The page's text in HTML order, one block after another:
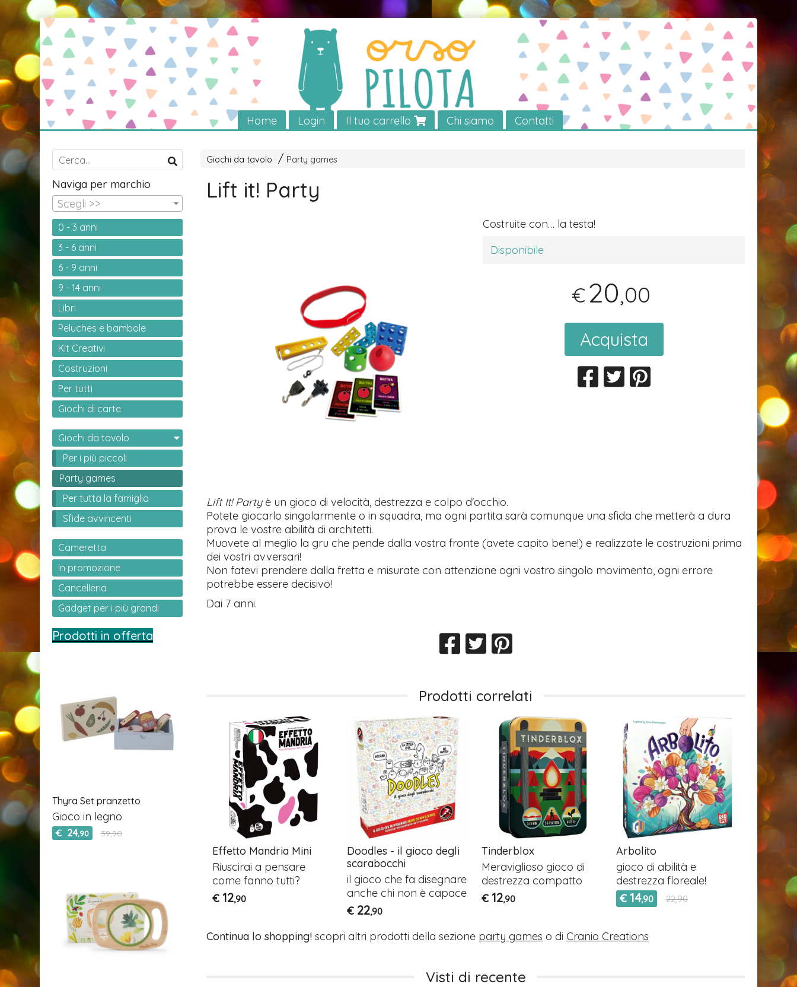
Home Login Il tuo carrello Chi siamo Contatti
Giochi da tavolo Party games
Lift it! Party
Costruite con… la testa!
Disponibile
€20,00
Acquista
Lift It! Party è un gioco di velocità, destrezza e colpo d'occhio.
Potete giocarlo singolarmente o in squadra, ma ogni partita sarà comunque una sfida che metterà a dura
prova le vostre abilità di architetti.
Muovete al meglio la gru che pende dalla vostra fronte (avete capito bene!) e realizzate le costruzioni prima
dei vostri avversari!
Non fatevi prendere dalla fretta e misurate con attenzione ogni vostro singolo movimento, ogni errore
potrebbe essere decisivo!
Dai 7 anni.
Prodotti correlati
tutta la famiglia!
€ 39,90
Effetto Mandria Mini
Riuscirai a pensare
come fanno tutti?
€ 12,90
Doodles - il gioco degli
scarabocchi
il gioco che fa disegnare
anche chi non è capace
€ 22,90
Tinderblox
Meraviglioso gioco di
destrezza compatto
€ 12,90
Arbolito
gioco di abilità e
destrezza floreale!
€ 14,90 22,90
Tapikékoi
Quali
Continua lo shopping!scopri altri prodotti della sezione party games o di Cranio Creations
Visti di recente
Naviga per marchio
Scegli >>
0 - 3 anni
3 - 6 anni
6 - 9 anni
9 - 14 anni
Libri
Peluches e bambole
Kit Creativi
Costruzioni
Per tutti
Giochi di carte
Giochi da tavolo
Per i più piccoli
Party games
Per tutta la famiglia
Sfide avvincenti
Cameretta
In promozione
Cancelleria
Gadget per i più grandi
Prodotti in offerta
Thyra Set pranzetto
Gioco in legno
€ 24,90 39,90